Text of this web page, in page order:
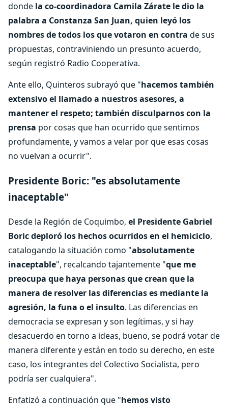
donde la co-coordinadora Camila Zárate le dio la
palabra a Constanza San Juan, quien leyó los
nombres de todos los que votaron en contra de sus
propuestas, contraviniendo un presunto acuerdo,
según registró Radio Cooperativa.
Ante ello, Quinteros subrayó que "hacemos también
extensivo el llamado a nuestros asesores, a
mantener el respeto; también disculparnos con la
prensa por cosas que han ocurrido que sentimos
profundamente, y vamos a velar por que esas cosas
no vuelvan a ocurrir".
Presidente Boric: "es absolutamente
inaceptable"
Desde la Región de Coquimbo, el Presidente Gabriel
Boric deploró los hechos ocurridos en el hemiciclo,
catalogando la situación como "absolutamente
inaceptable", recalcando tajantemente "que me
preocupa que haya personas que crean que la
manera de resolver las diferencias es mediante la
agresión, la funa o el insulto. Las diferencias en
democracia se expresan y son legítimas, y si hay
desacuerdo en torno a ideas, bueno, se podrá votar de
manera diferente y están en todo su derecho, en este
caso, los integrantes del Colectivo Socialista, pero
podría ser cualquiera".
Enfatizó a continuación que "hemos visto